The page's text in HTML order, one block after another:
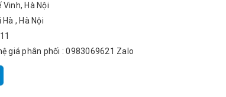
Vinh, Hà Nội
, Hà Nội
giá phân phối : 0983069621 Zalo